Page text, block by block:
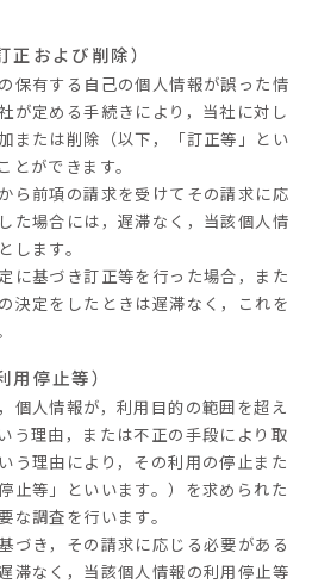
および削除）
保有する自己の個人情報が誤った情
が定める手続きにより，当社に対し
または削除（以下，「訂正等」とい
とができます。
ら前項の請求を受けてその請求に応
た場合には，遅滞なく，当該個人情
します。
に基づき訂正等を行った場合，また
決定をしたときは遅滞なく，これを
停止等）
個人情報が，利用目的の範囲を超え
う理由，または不正の手段により取
う理由により，その利用の停止また
止等」といいます。）を求められた
な調査を行います。
づき，その請求に応じる必要がある
滞なく，当該個人情報の利用停止等